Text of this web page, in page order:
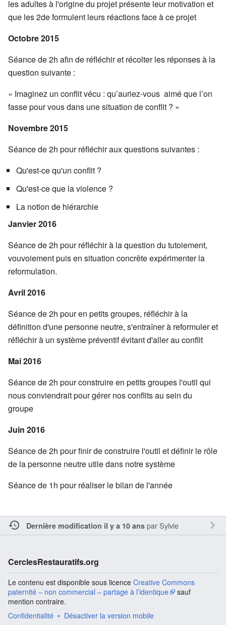
les adultes à l'origine du projet présente leur motivation et
que les 2de formulent leurs réactions face à ce projet
Octobre 2015
Séance de 2h afin de réfléchir et récolter les réponses à la
question suivante :
« Imaginez un conflit vécu : qu’auriez-vous aimé que l’on
fasse pour vous dans une situation de conflit ? »
Novembre 2015
Séance de 2h pour réfléchir aux questions suivantes :
Qu'est-ce qu'un conflit ?
Qu'est-ce que la violence ?
La notion de hiérarchie
Janvier 2016
Séance de 2h pour réfléchir à la question du tutoiement,
vouvoiement puis en situation concrête expérimenter la
reformulation.
Avril 2016
Séance de 2h pour en petits groupes, réfléchir à la
définition d'une personne neutre, s'entraîner à reformuler et
réfléchir à un système préventif évitant d'aller au conflit
Mai 2016
Séance de 2h pour construire en petits groupes l'outil qui
nous conviendrait pour gérer nos conflits au sein du
groupe
Juin 2016
Séance de 2h pour finir de construire l'outil et définir le rôle
de la personne neutre utile dans notre système
Séance de 1h pour réaliser le bilan de l'année
Dernière modification il y a 10 ansparSylvie
CerclesRestauratifs.org
Le contenu est disponible sous licence Creative Commons
paternité – non commercial – partage à l’identique
sauf
mention contraire.
Confidentialité
Désactiver la version mobile